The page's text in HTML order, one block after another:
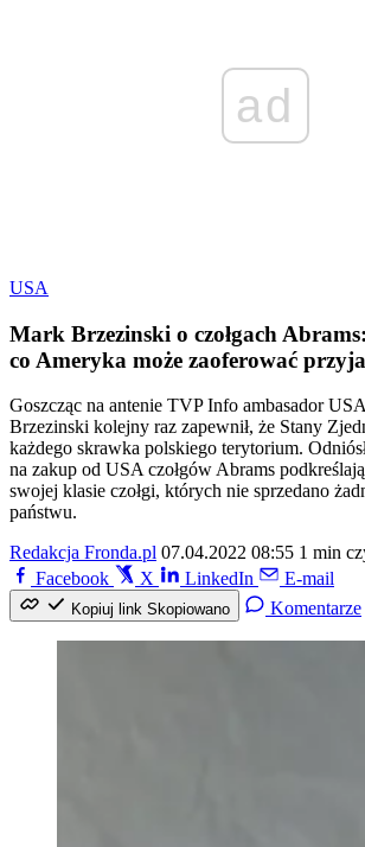
ad
USA
Mark Brzezinski o czołgach
co Ameryka może zaoferować
Goszcząc na antenie TVP Info ambasador
Brzezinski kolejny raz zapewnił, że Stany
każdego skrawka polskiego terytorium.
na zakup od USA czołgów Abrams
swojej klasie czołgi, których nie sprzedano
państwu.
Redakcja Fronda.pl 07.04.2022 08:55 1 min
Facebook
X LinkedIn E-mail
Kopiuj link Skopiowano Komentarze